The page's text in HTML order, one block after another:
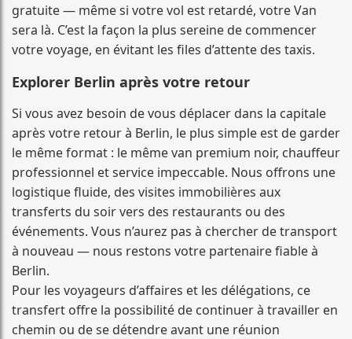
gratuite — même si votre vol est retardé, votre Van
sera là. C’est la façon la plus sereine de commencer
votre voyage, en évitant les files d’attente des taxis.
Explorer Berlin après votre retour
Si vous avez besoin de vous déplacer dans la capitale
après votre retour à Berlin, le plus simple est de garder
le même format : le même van premium noir, chauffeur
professionnel et service impeccable. Nous offrons une
logistique fluide, des visites immobilières aux
transferts du soir vers des restaurants ou des
événements. Vous n’aurez pas à chercher de transport
à nouveau — nous restons votre partenaire fiable à
Berlin.
Pour les voyageurs d’affaires et les délégations, ce
transfert offre la possibilité de continuer à travailler en
chemin ou de se détendre avant une réunion